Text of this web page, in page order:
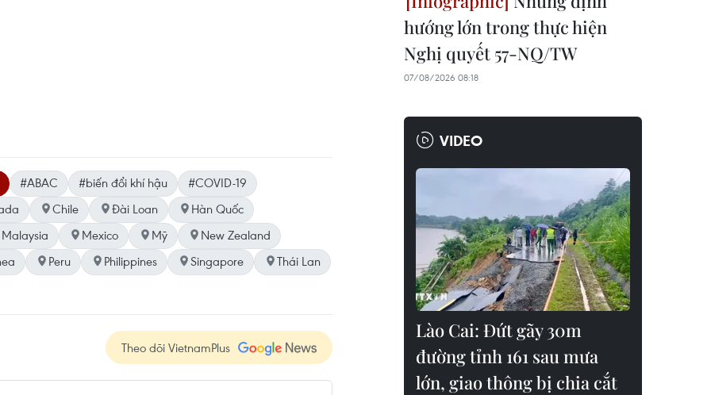
#ABAC #biến đổi khí hậu
#COVID-19
Chile Đài Loan
Hàn Quốc
Malaysia Mexico Mỹ
New Zealand
Peru Philippines Singapore
Thái Lan
Theo dõi VietnamPlus
hướng lớn trong thực hiện
Nghị quyết 57-NQ/TW
07/08/2026 08:18
VIDEO
Lào Cai: Đứt gãy 30m
đường tỉnh 161 sau mưa
lớn, giao thông bị chia cắt